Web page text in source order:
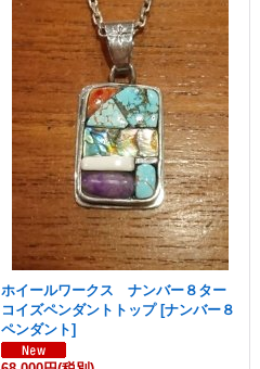
ホイールワークス ナンバー８ター
コイズペンダントトップ [ナンバー８
ペンダント]